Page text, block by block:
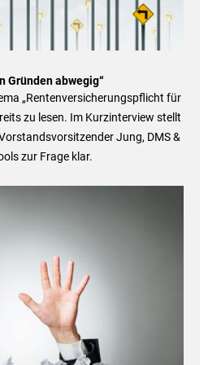
Gründen abwegig“
„Rentenversicherungspflicht für
zu lesen. Im Kurzinterview stellt
Jung, DMS &
zur Frage klar.